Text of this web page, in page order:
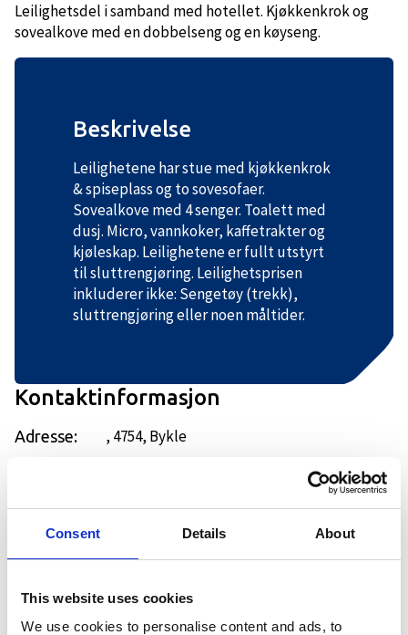
Consent Details About
This website uses cookies
We use cookies to personalise content and ads, to
Leilighetsdel i samband med hotellet. Kjøkkenkrok og
sovealkove med en dobbelseng og en køyseng.
Beskrivelse
Leilighetene har stue med kjøkkenkrok
& spiseplass og to sovesofaer.
Sovealkove med 4 senger. Toalett med
dusj. Micro, vannkoker, kaffetrakter og
kjøleskap. Leilighetene er fullt utstyrt
til sluttrengjøring. Leilighetsprisen
inkluderer ikke: Sengetøy (trekk),
sluttrengjøring eller noen måltider.
Kontaktinformasjon
Adresse: , 4754, Bykle
−